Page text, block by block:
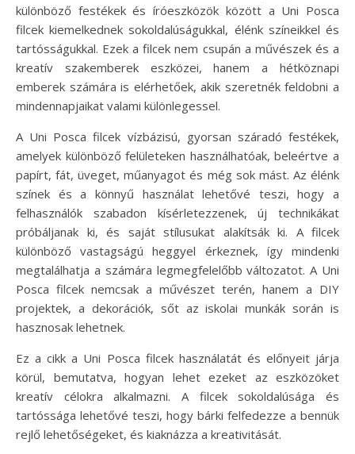
különböző festékek és íróeszközök között a Uni Posca
filcek kiemelkednek sokoldalúságukkal, élénk színeikkel és
tartósságukkal. Ezek a filcek nem csupán a művészek és a
kreatív szakemberek eszközei, hanem a hétköznapi
emberek számára is elérhetőek, akik szeretnék feldobni a
mindennapjaikat valami különlegessel.
A Uni Posca filcek vízbázisú, gyorsan száradó festékek,
amelyek különböző felületeken használhatóak, beleértve a
papírt, fát, üveget, műanyagot és még sok mást. Az élénk
színek és a könnyű használat lehetővé teszi, hogy a
felhasználók szabadon kísérletezzenek, új technikákat
próbáljanak ki, és saját stílusukat alakítsák ki. A filcek
különböző vastagságú heggyel érkeznek, így mindenki
megtalálhatja a számára legmegfelelőbb változatot. A Uni
Posca filcek nemcsak a művészet terén, hanem a DIY
projektek, a dekorációk, sőt az iskolai munkák során is
hasznosak lehetnek.
Ez a cikk a Uni Posca filcek használatát és előnyeit járja
körül, bemutatva, hogyan lehet ezeket az eszközöket
kreatív célokra alkalmazni. A filcek sokoldalúsága és
tartóssága lehetővé teszi, hogy bárki felfedezze a bennük
rejlő lehetőségeket, és kiaknázza a kreativitását.